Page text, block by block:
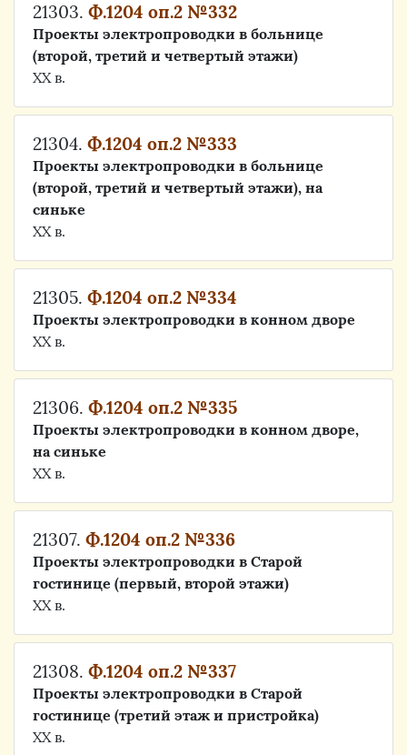
21303. Ф.1204 оп.2 №332
Проекты электропроводки в больнице
(второй, третий и четвертый этажи)
ХХ в.
21304. Ф.1204 оп.2 №333
Проекты электропроводки в больнице
(второй, третий и четвертый этажи), на
синьке
ХХ в.
21305. Ф.1204 оп.2 №334
Проекты электропроводки в конном дворе
ХХ в.
21306. Ф.1204 оп.2 №335
Проекты электропроводки в конном дворе,
на синьке
ХХ в.
21307. Ф.1204 оп.2 №336
Проекты электропроводки в Старой
гостинице (первый, второй этажи)
ХХ в.
21308. Ф.1204 оп.2 №337
Проекты электропроводки в Старой
гостинице (третий этаж и пристройка)
ХХ в.